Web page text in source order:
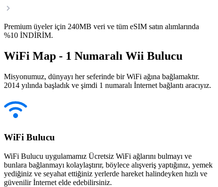
Premium üyeler için 240MB veri ve tüm eSIM satın alımlarında
%10 İNDİRİM.
WiFi Map - 1 Numaralı Wii Bulucu
Misyonumuz, dünyayı her seferinde bir WiFi ağına bağlamaktır.
2014 yılında başladık ve şimdi 1 numaralı İnternet bağlantı aracıyız.
WiFi Bulucu
WiFi Bulucu uygulamamız Ücretsiz WiFi ağlarını bulmayı ve
bunlara bağlanmayı kolaylaştırır, böylece alışveriş yaptığınız, yemek
yediğiniz ve seyahat ettiğiniz yerlerde hareket halindeyken hızlı ve
güvenilir İnternet elde edebilirsiniz.